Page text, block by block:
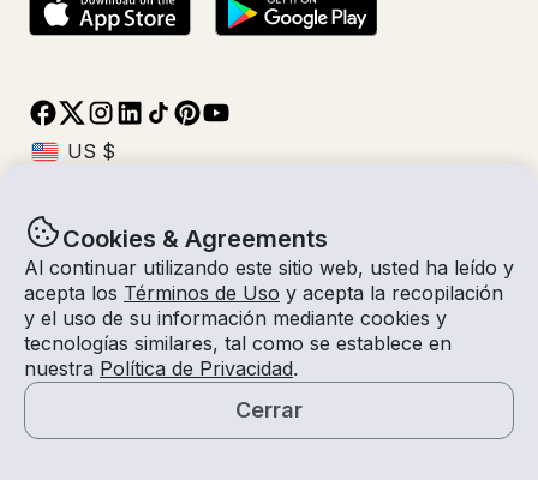
Cookies & Agreements
Al continuar utilizando este sitio web, usted ha leído y
acepta los Términos de Uso y acepta la recopilación
y el uso de su información mediante cookies y
tecnologías similares, tal como se establece en
nuestra Política de Privacidad.
Cerrar
© Getmyboat 2026TérminosPrivacidad
08 ago 2026
2 horas2 Invitados
Con Capitán
$178 /hora
Solicitar una Cotización